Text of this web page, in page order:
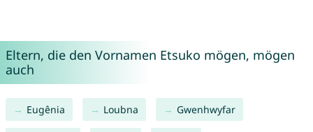
Eltern, die den Vornamen Etsuko mögen, mögen
auch
Eugênia Loubna Gwenhwyfar